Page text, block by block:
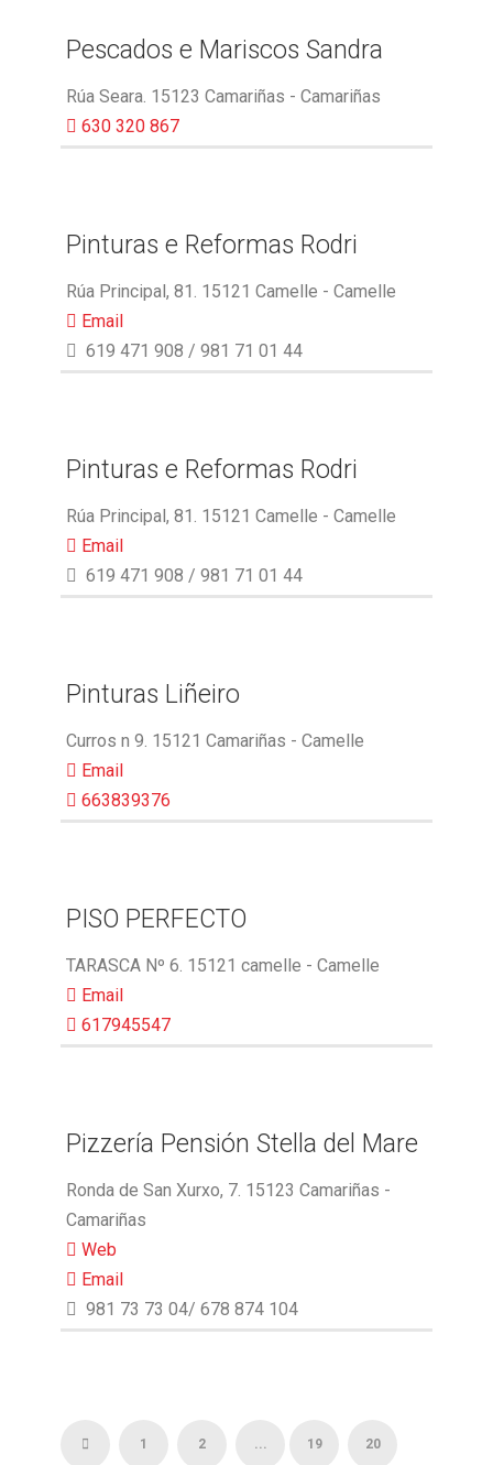
Pescados e Mariscos Sandra
Rúa Seara. 15123 Camariñas - Camariñas
630 320 867
Pinturas e Reformas Rodri
Rúa Principal, 81. 15121 Camelle - Camelle
Email
619 471 908 / 981 71 01 44
Pinturas e Reformas Rodri
Rúa Principal, 81. 15121 Camelle - Camelle
Email
619 471 908 / 981 71 01 44
Pinturas Liñeiro
Curros n 9. 15121 Camariñas - Camelle
Email
663839376
PISO PERFECTO
TARASCA Nº 6. 15121 camelle - Camelle
Email
617945547
Pizzería Pensión Stella del Mare
Ronda de San Xurxo, 7. 15123 Camariñas -
Camariñas
Web
Email
981 73 73 04/ 678 874 104
1 2 ... 19 20